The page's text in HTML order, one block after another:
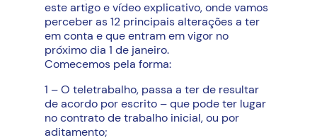
este artigo e vídeo explicativo, onde vamos
perceber as 12 principais alterações a ter
em conta e que entram em vigor no
próximo dia 1 de janeiro.
Comecemos pela forma:
1 – O teletrabalho, passa a ter de resultar
de acordo por escrito – que pode ter lugar
no contrato de trabalho inicial, ou por
aditamento;